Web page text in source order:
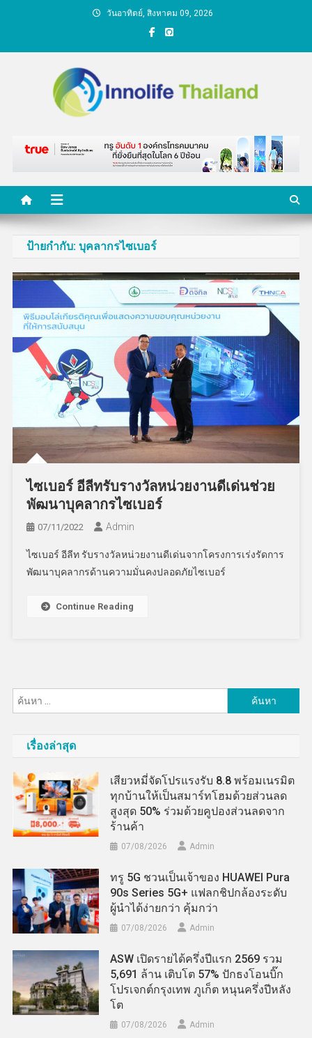
วันอาทิตย์, สิงหาคม 09, 2026
คนกับความคิด ชีวิตกับ
นวัตกรรม
ป้ายกำกับ: บุคลากรไซเบอร์
ไซเบอร์ อีลีทรับรางวัลหน่วยงานดีเด่นช่วย
พัฒนาบุคลากรไซเบอร์
07/11/2022 Admin
ไซเบอร์ อีลีท รับรางวัลหน่วยงานดีเด่นจากโครงการเร่งรัดการ
พัฒนาบุคลากรด้านความมั่นคงปลอดภัยไซเบอร์
Continue Reading
สำหรับ:
เรื่องล่าสุด
เสียวหมี่จัดโปรแรงรับ 8.8 พร้อมเนรมิต
ทุกบ้านให้เป็นสมาร์ทโฮมด้วยส่วนลด
สูงสุด 50% ร่วมด้วยคูปองส่วนลดจาก
ร้านค้า
07/08/2026 Admin
ทรู 5G ชวนเป็นเจ้าของ HUAWEI Pura
90s Series 5G+ แฟลกชิปกล้องระดับ
ผู้นำได้ง่ายกว่า คุ้มกว่า
07/08/2026 Admin
ASW เปิดรายได้ครึ่งปีแรก 2569 รวม
5,691 ล้าน เติบโต 57% ปักธงโอนบิ๊ก
โปรเจกต์กรุงเทพ ภูเก็ต หนุนครึ่งปีหลัง
โต
07/08/2026 Admin